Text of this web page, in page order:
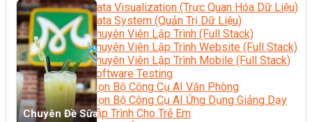
Data Visualization (Trực Quan Hóa Dữ Liệu)
Data System (Quản Trị Dữ Liệu)
Chuyên Viên Lập Trình (Full Stack)
Chuyên Viên Lập Trình Website (Full Stack)
Chuyên Viên Lập Trình Mobile (Full Stack)
Software Testing
Trọn Bộ Công Cụ AI Văn Phòng
Trọn Bộ Công Cụ AI Ứng Dụng Giảng Dạy
Lập Trình Cho Trẻ Em
Chuyên Đề Sữa